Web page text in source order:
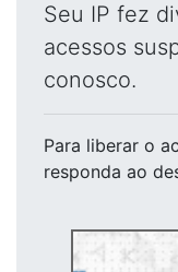
Seu IP fez
acessos
conosco.
Para liberar o
responda ao